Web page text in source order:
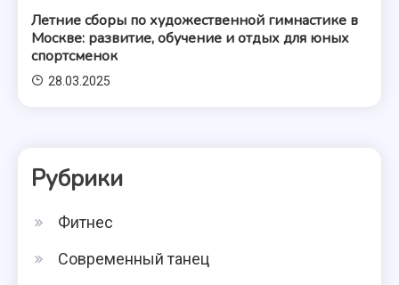
Летние сборы по художественной гимнастике в
Москве: развитие, обучение и отдых для юных
спортсменок
28.03.2025
Рубрики
Фитнес
Современный танец